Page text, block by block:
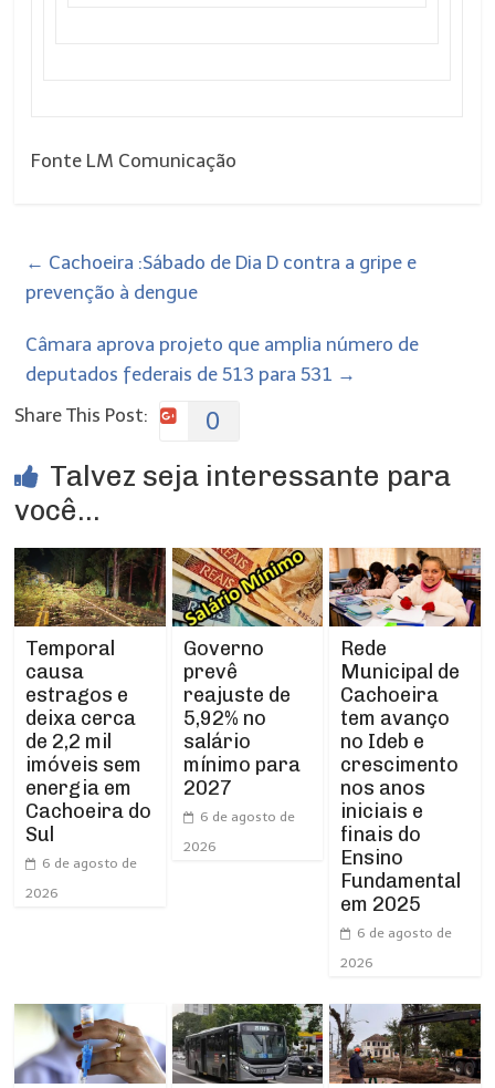
Fonte LM Comunicação
← Cachoeira :Sábado de Dia D contra a gripe e
prevenção à dengue
Câmara aprova projeto que amplia número de
deputados federais de 513 para 531 →
Share This Post:
0
Talvez seja interessante para
você...
Temporal
causa
estragos e
deixa cerca
de 2,2 mil
imóveis sem
energia em
Cachoeira do
Sul
6 de agosto de
2026
Governo
prevê
reajuste de
5,92% no
salário
mínimo para
2027
6 de agosto de
2026
Rede
Municipal de
Cachoeira
tem avanço
no Ideb e
crescimento
nos anos
iniciais e
finais do
Ensino
Fundamental
em 2025
6 de agosto de
2026